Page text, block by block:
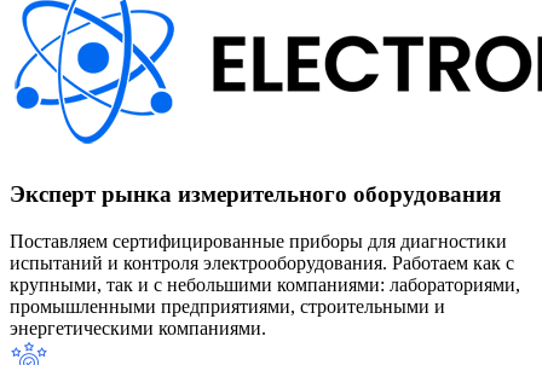
Эксперт рынка измерительного оборудования
Поставляем сертифицированные приборы для диагностики
испытаний и контроля электрооборудования. Работаем как с
крупными, так и с небольшими компаниями: лабораториями,
промышленными предприятиями, строительными и
энергетическими компаниями.